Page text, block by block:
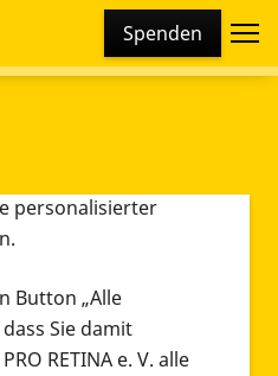
Spenden
Cookies und
Cookies und
personalisierter
Button „Alle
Sie damit
RETINA e. V. alle